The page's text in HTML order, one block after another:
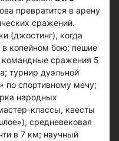
превратится в арену
сражений.
(джостинг), когда
в копейном бою; пешие
сражения 5
турнир дуэльной
по спортивному мечу;
народных
классы, квесты
средневековая
в 7 км; научный